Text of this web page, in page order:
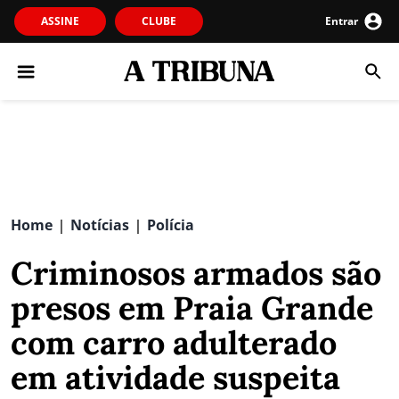
ASSINE CLUBE Entrar
Home | Notícias | Polícia
Criminosos armados são
presos em Praia Grande
com carro adulterado
em atividade suspeita